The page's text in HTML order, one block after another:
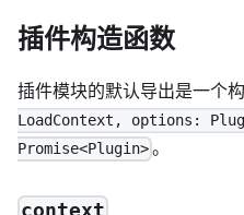
插件构造函数
插件模块的默认导出是一个
LoadContext, options:
Promise<Plugin>。
context